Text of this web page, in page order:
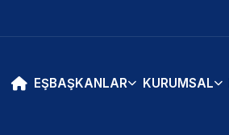
EŞBAŞKANLAR KURUMSAL